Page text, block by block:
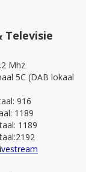
Televisie
Mhz
5C (DAB lokaal
916
1189
1189